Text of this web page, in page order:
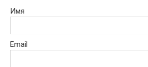
Имя
Email